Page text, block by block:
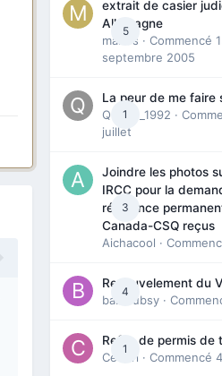
5
extrait de casier
Allemagne
maries · Commencé
septembre 2005
1
La peur de me faire
Queen_1992 ·
juillet
3
Joindre les photos
IRCC pour la
résidence
Canada-CSQ reçus
Aichacool ·
4
Renouvelement du
babibubsy ·
1
Refus de permis de
Cedbri · Commencé